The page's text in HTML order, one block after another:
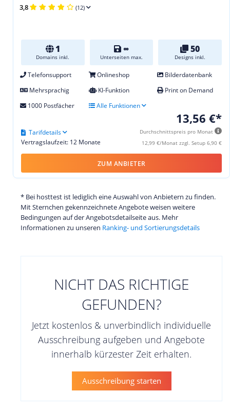
3,8 (12)
1
Domains inkl.
∞
Unterseiten max.
50
Designs inkl.
Telefonsupport Onlineshop
Bilderdatenbank
Mehrsprachig
KI-Funktion
Print on Demand
1000 Postfächer
Alle Funktionen
13,56 €*
Durchschnittspreis pro Monat
12,99 €/Monat zzgl. Setup 6,90 €
Vertragslaufzeit: 12 Monate
Tarifdetails
ZUM ANBIETER
* Bei hosttest ist lediglich eine Auswahl von Anbietern zu finden.
Mit Sternchen gekennzeichnete Angebote weisen weitere
Bedingungen auf der Angebotsdetailseite aus. Mehr
Informationen zu unseren Ranking- und Sortierungsdetails
NICHT DAS RICHTIGE
GEFUNDEN?
Jetzt kostenlos & unverbindlich individuelle
Ausschreibung aufgeben und Angebote
innerhalb kürzester Zeit erhalten.
Ausschreibung starten